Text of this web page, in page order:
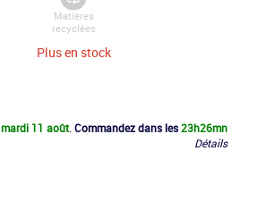
Matières
recyclées
Plus en stock
mardi 11 août Commandez dans les23h26mn
Détails